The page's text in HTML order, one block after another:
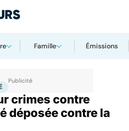
Famille Émissions
et santé
crimes contre
déposée contre la